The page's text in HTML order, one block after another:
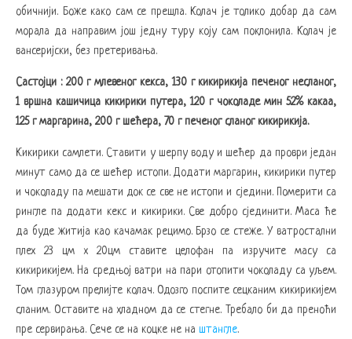
обичнији. Боже како сам се прешла. Колач је толико добар да сам
морала да направим још једну туру коју сам поклонила. Колач је
вансеријски, без претеривања.
Састојци : 200 г млевеног кекса, 130 г кикирикија печеног несланог,
1 вршна кашичица кикирики путера, 120 г чоколаде мин 52% какаа,
125 г маргарина, 200 г шећера, 70 г печеног сланог кикирикија.
Кикирики самлети. Ставити у шерпу воду и шећер да проври један
минут само да се шећер истопи. Додати маргарин, кикирики путер
и чоколаду па мешати док се све не истопи и сједини. Померити са
рингле па додати кекс и кикирики. Све добро сјединити. Маса ће
да буде житија као качамак рецимо. Брзо се стеже. У ватростални
плех 23 цм x 20цм ставите целофан па изручите масу са
кикирикијем. На средњој ватри на пари отопити чоколаду са уљем.
Том глазуром прелијте колач. Одозго поспите сецканим кикирикијем
сланим. Оставите на хладном да се стегне. Требало би да преноћи
пре сервирања. Сече се на коцке не на штангле.